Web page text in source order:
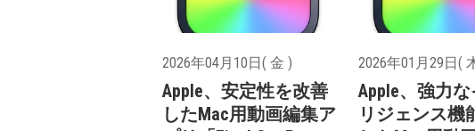
2026年04月10日( 金 )
Apple、安定性を改善
したMac用動画編集ア
2026年01月29日(
Apple、強力
リジェンス機